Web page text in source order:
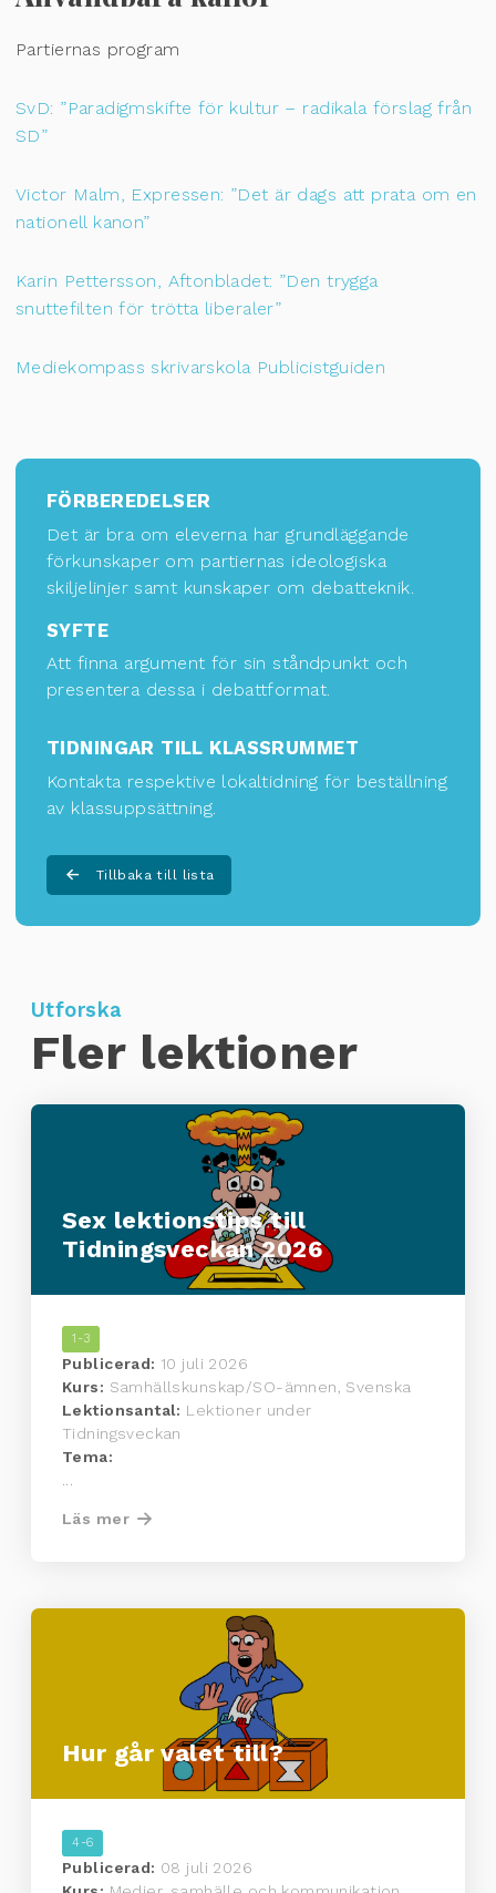
Partiernas program
SvD: ”Paradigmskifte för kultur – radikala förslag från
SD”
Victor Malm, Expressen: ”Det är dags att prata om en
nationell kanon”
Karin Pettersson, Aftonbladet: ”Den trygga
snuttefilten för trötta liberaler”
Mediekompass skrivarskola Publicistguiden
FÖRBEREDELSER
Det är bra om eleverna har grundläggande
förkunskaper om partiernas ideologiska
skiljelinjer samt kunskaper om debatteknik.
SYFTE
Att finna argument för sin ståndpunkt och
presentera dessa i debattformat.
TIDNINGAR TILL KLASSRUMMET
Kontakta respektive lokaltidning för beställning
av klassuppsättning.
Tillbaka till lista
Utforska
Fler lektioner
Sex lektionstips till
Tidningsveckan 2026
1-3
Publicerad: 10 juli 2026
Kurs: Samhällskunskap/SO-ämnen, Svenska
Lektionsantal: Lektioner under
Tidningsveckan
Tema:
Läs mer
Hur går valet till?
4-6
Publicerad: 08 juli 2026